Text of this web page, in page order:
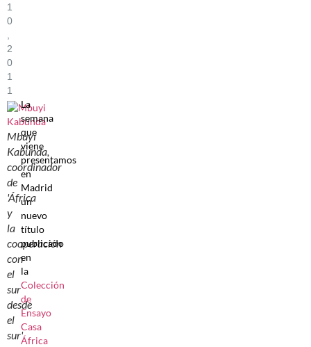
1
0
2
0
1
1
Mbuyi
Kabunda,
coordinador
de
'África
y
la
cooperación
con
el
sur
desde
el
sur'
La
semana
que
viene
presentamos
en
Madrid
un
nuevo
título
publicado
en
la
Colección
de
Ensayo
Casa
África